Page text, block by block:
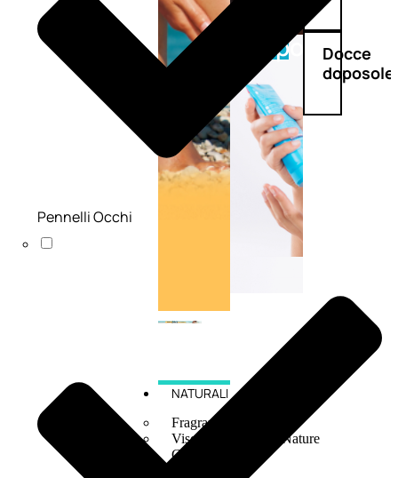
Doposole
Docce
doposole
NATURALI
Fragranze Nature
Viso/Labbra/Occhi Nature
Corpo
Pennelli Occhi